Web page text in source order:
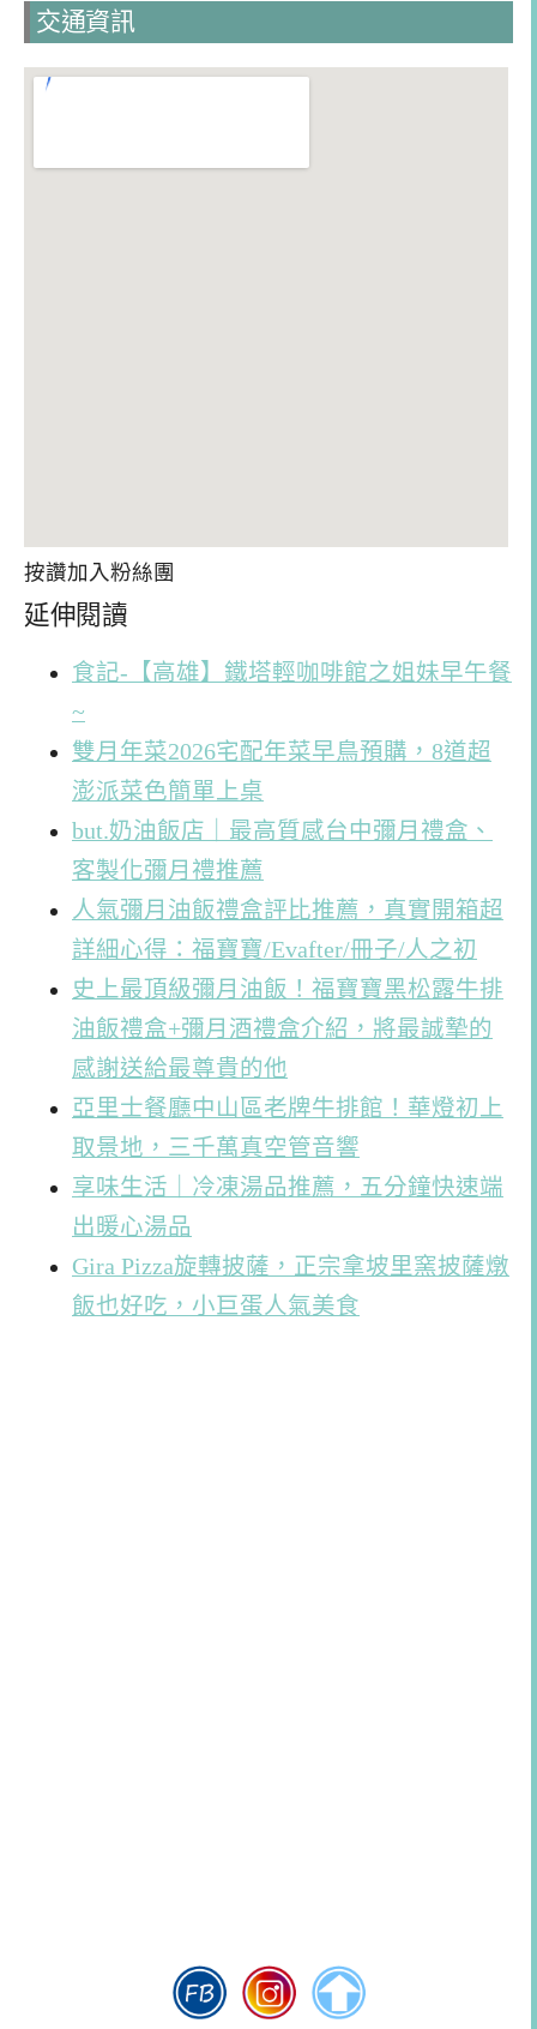
交通資訊
按讚加入粉絲團
延伸閱讀
食記-【高雄】鐵塔輕咖啡館之姐妹早午餐
~
雙月年菜2026宅配年菜早鳥預購，8道超
澎派菜色簡單上桌
but.奶油飯店｜最高質感台中彌月禮盒、
客製化彌月禮推薦
人氣彌月油飯禮盒評比推薦，真實開箱超
詳細心得：福寶寶/Evafter/冊子/人之初
史上最頂級彌月油飯！福寶寶黑松露牛排
油飯禮盒+彌月酒禮盒介紹，將最誠摯的
感謝送給最尊貴的他
亞里士餐廳中山區老牌牛排館！華燈初上
取景地，三千萬真空管音響
享味生活｜冷凍湯品推薦，五分鐘快速端
出暖心湯品
Gira Pizza旋轉披薩，正宗拿坡里窯披薩燉
飯也好吃，小巨蛋人氣美食